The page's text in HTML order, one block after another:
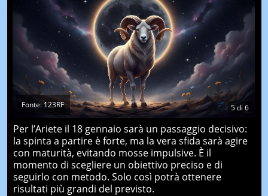
5di 6
Fonte: 123RF
Per l’Ariete il 18 gennaio sarà un passaggio decisivo:
la spinta a partire è forte, ma la vera sfida sarà agire
con maturità, evitando mosse impulsive. È il
momento di scegliere un obiettivo preciso e di
seguirlo con metodo. Solo così potrà ottenere
risultati più grandi del previsto.